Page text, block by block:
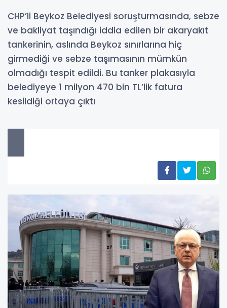
CHP’li Beykoz Belediyesi soruşturmasında, sebze
ve bakliyat taşındığı iddia edilen bir akaryakıt
tankerinin, aslında Beykoz sınırlarına hiç
girmediği ve sebze taşımasının mümkün
olmadığı tespit edildi. Bu tanker plakasıyla
belediyeye 1 milyon 470 bin TL’lik fatura
kesildiği ortaya çıktı